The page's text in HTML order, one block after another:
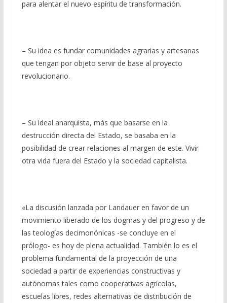
para alentar el nuevo espíritu de transformación.
– Su idea es fundar comunidades agrarias y artesanas
que tengan por objeto servir de base al proyecto
revolucionario.
– Su ideal anarquista, más que basarse en la
destrucción directa del Estado, se basaba en la
posibilidad de crear relaciones al margen de este. Vivir
otra vida fuera del Estado y la sociedad capitalista.
«La discusión lanzada por Landauer en favor de un
movimiento liberado de los dogmas y del progreso y de
las teologías decimonónicas -se concluye en el
prólogo- es hoy de plena actualidad. También lo es el
problema fundamental de la proyección de una
sociedad a partir de experiencias constructivas y
autónomas tales como cooperativas agrícolas,
escuelas libres, redes alternativas de distribución de